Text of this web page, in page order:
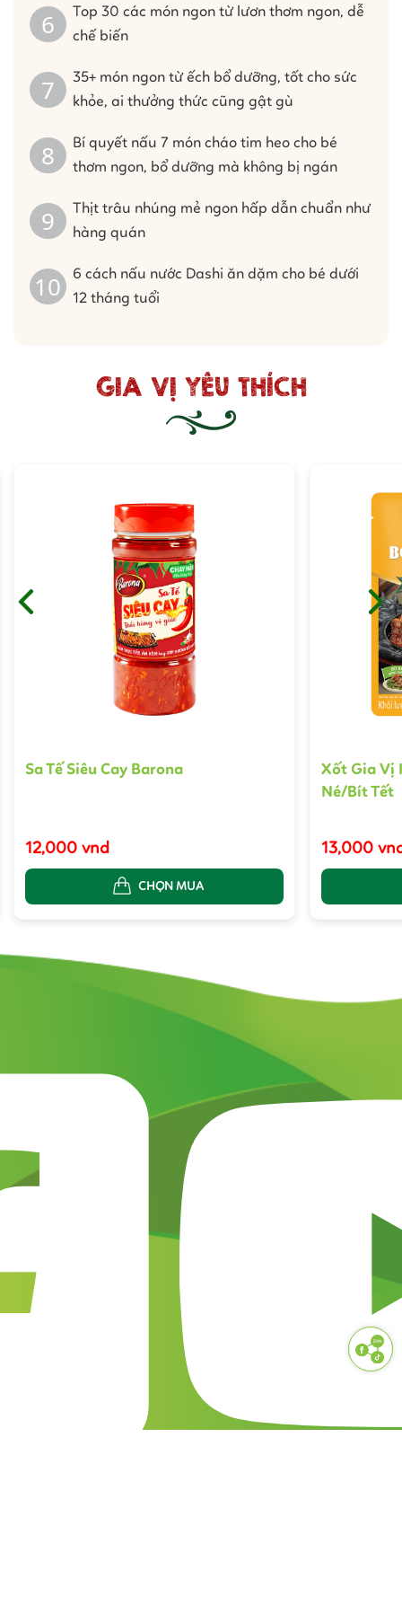
Top 30 các món ngon từ lươn thơm ngon, dễ
chế biến
35+ món ngon từ ếch bổ dưỡng, tốt cho sức
khỏe, ai thưởng thức cũng gật gù
Bí quyết nấu 7 món cháo tim heo cho bé
thơm ngon, bổ dưỡng mà không bị ngán
Thịt trâu nhúng mẻ ngon hấp dẫn chuẩn như
hàng quán
6 cách nấu nước Dashi ăn dặm cho bé dưới
12 tháng tuổi
GIA VỊ YÊU THÍCH
Sa Tế Siêu Cay Barona
12,000 vnd
CHỌN MUA
Xốt Gia Vị
Né/Bít Tết
13,000